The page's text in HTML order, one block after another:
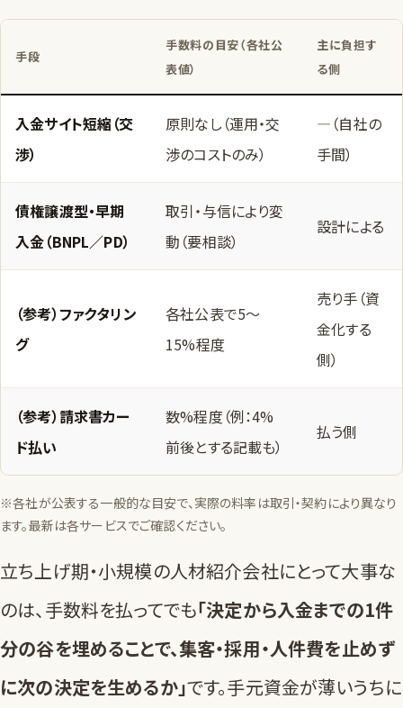
手段
手数料の目安（各社公
表値）
主に負担す
る側
入金サイト短縮（交
渉）
原則なし（運用・交
渉のコストのみ）
—（自社の
手間）
債権譲渡型・早期
入金（BNPL／PD）
取引・与信により変
動（要相談）
設計による
（参考）ファクタリン
グ
各社公表で5〜
15%程度
売り手（資
金化する
側）
（参考）請求書カー
ド払い
数%程度（例：4%
前後とする記載も）
払う側
※各社が公表する一般的な目安で、実際の料率は取引・契約により異なり
ます。最新は各サービスでご確認ください。
立ち上げ期・小規模の人材紹介会社にとって大事な
のは、手数料を払ってでも「決定から入金までの1件
分の谷を埋めることで、集客・採用・人件費を止めず
に次の決定を生めるか」です。手元資金が薄いうちに